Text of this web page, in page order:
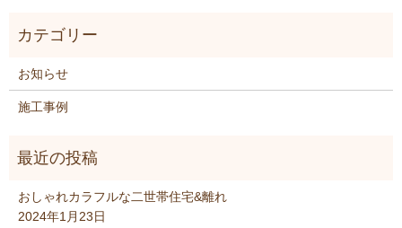
お知らせ
施工事例
おしゃれカラフルな二世帯住宅&離れ
2024年1月23日